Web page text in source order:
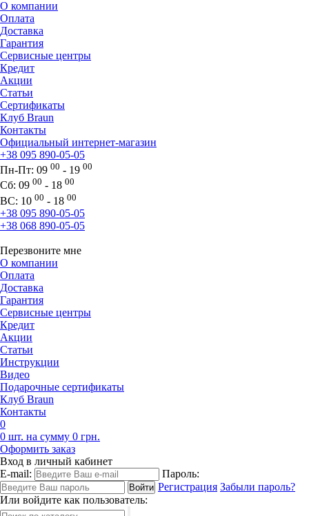
О компании
Оплата
Доставка
Гарантия
Сервисные центры
Кредит
Акции
Статьи
Сертификаты
Клуб Braun
Контакты
Официальный интернет-магазин
+38 095 890-05-05
Пн-Пт: 09 00 - 19 00
Сб: 09 00 - 18 00
ВС: 10 00 - 18 00
+38 095 890-05-05
+38 068 890-05-05
Перезвоните мне
О компании
Оплата
Доставка
Гарантия
Сервисные центры
Кредит
Акции
Статьи
Инструкции
Видео
Подарочные сертификаты
Клуб Braun
Контакты
0
0 шт. на сумму 0 грн.
Оформить заказ
Вход в личный кабинет
E-mail:
Пароль:
Регистрация Забыли пароль?
Или войдите как пользователь: